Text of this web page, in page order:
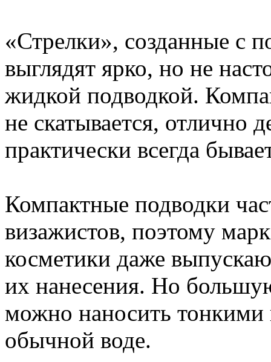
«Стрелки», созданные с
выглядят ярко, но не
жидкой подводкой.
не скатывается, отлично
практически всегда
Компактные подводки
визажистов, поэтому
косметики даже
их нанесения. Но
можно наносить
обычной воде.